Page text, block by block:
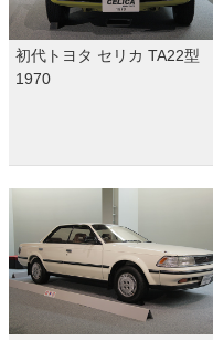
初代トヨタ セリカ TA22型
1970